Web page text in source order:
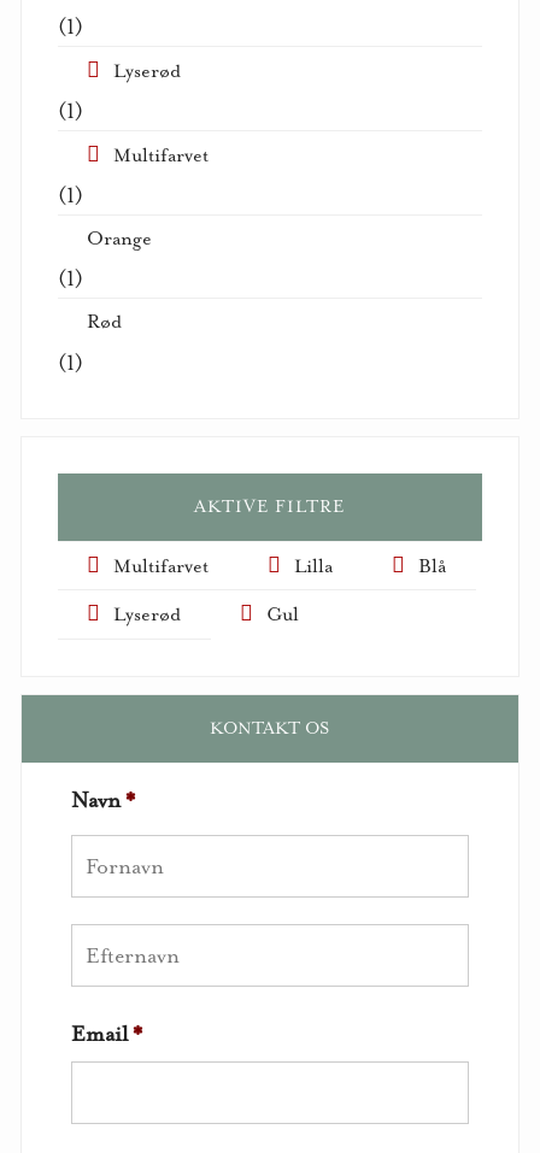
(1)
Lyserød
(1)
Multifarvet
(1)
Orange
(1)
Rød
(1)
AKTIVE FILTRE
Multifarvet Lilla Blå
Lyserød Gul
KONTAKT OS
Navn*
Email*